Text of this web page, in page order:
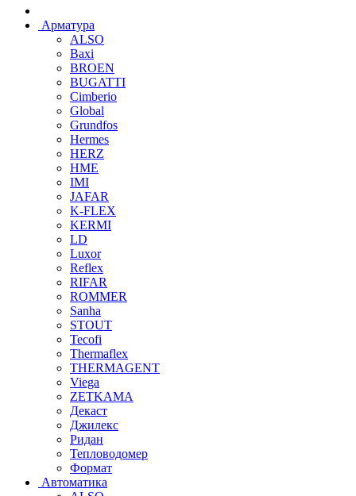
Арматура
ALSO
Baxi
BROEN
BUGATTI
Cimberio
Global
Grundfos
Hermes
HERZ
HME
IMI
JAFAR
K-FLEX
KERMI
LD
Luxor
Reflex
RIFAR
ROMMER
Sanha
STOUT
Tecofi
Thermaflex
THERMAGENT
Viega
ZETKAMA
Декаст
Джилекс
Ридан
Тепловодомер
Формат
Автоматика